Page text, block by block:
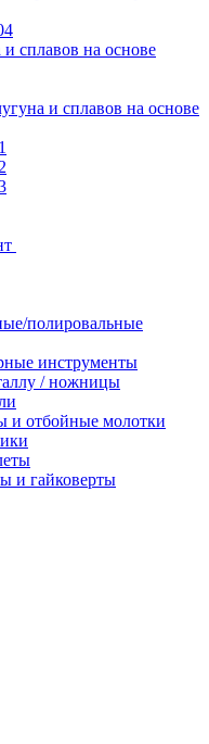
сплавов на основе
и сплавов на основе
полировальные
инструменты
/ ножницы
и отбойные молотки
и гайковерты